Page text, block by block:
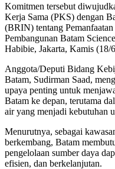
Komitmen tersebut
Kerja Sama (PKS) dengan
(BRIN) tentang
Pembangunan Batam
Habibie, Jakarta, Kamis (18/
Anggota/Deputi Bidang
Batam, Sudirman Saad,
upaya penting untuk
Batam ke depan, terutama
air yang menjadi kebutuhan
Menurutnya, sebagai
berkembang, Batam
pengelolaan sumber daya
efisien, dan berkelanjutan.